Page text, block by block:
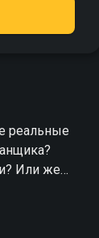
реальные
Или же
человек